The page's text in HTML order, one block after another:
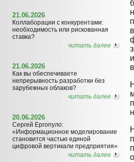
21.06.2026
Коллаборации с конкурентами:
необходимость или рискованная
ставка?
читать далее
21.06.2026
Как вы обеспечиваете
непрерывность разработки без
зарубежных облаков?
читать далее
20.06.2026
Сергей Ергопуло:
«Информационное моделирование
становится частью единой
цифровой вертикали предприятия»
читать далее